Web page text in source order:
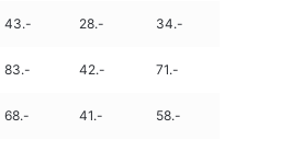
43.- 28.- 34.-
83.- 42.- 71.-
68.- 41.- 58.-